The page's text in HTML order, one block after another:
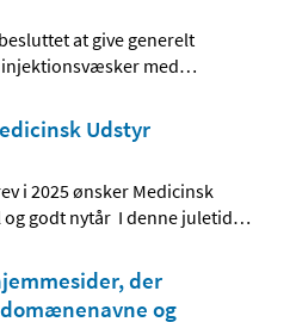
at give generelt
med…
Udstyr
i 2025 ønsker Medicinsk
godt nytår I denne juletid…
der
og